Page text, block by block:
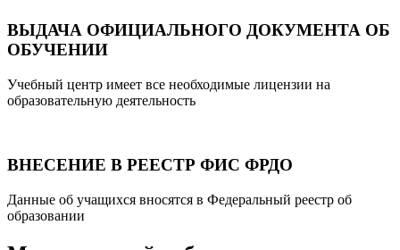
ВЫДАЧА ОФИЦИАЛЬНОГО ДОКУМЕНТА ОБ
ОБУЧЕНИИ
Учебный центр имеет все необходимые лицензии на
образовательную деятельность
ВНЕСЕНИЕ В РЕЕСТР ФИС ФРДО
Данные об учащихся вносятся в Федеральный реестр об
образовании